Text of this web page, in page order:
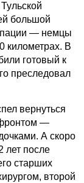
большой
— немцы
километрах. В
готовый к
преследовал
вернуться
—
А скоро
лет после
старших
второй